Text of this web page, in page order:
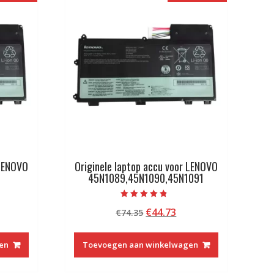
Originele laptop accu voor LENOVO
45N1089,45N1090,45N1091
met
4.50
€74.35 Oorspronkelijke
was:
€74.35.
€44.73
€44.73.
Toevoegen aan winkelwagen